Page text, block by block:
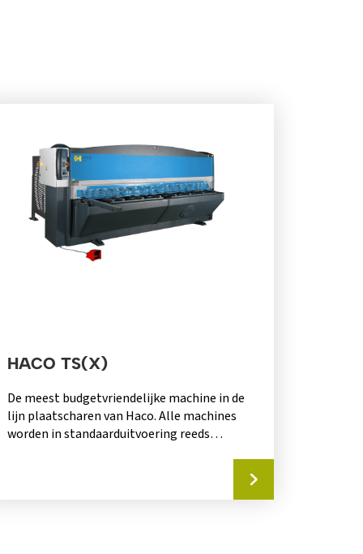
HACO TS(X)
De meest budgetvriendelijke machine in de
lijn plaatscharen van Haco. Alle machines
worden in standaarduitvoering reeds